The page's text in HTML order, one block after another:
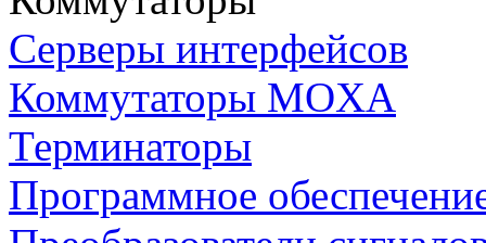
Серверы интерфейсов
Коммутаторы MOXA
Терминаторы
Программное